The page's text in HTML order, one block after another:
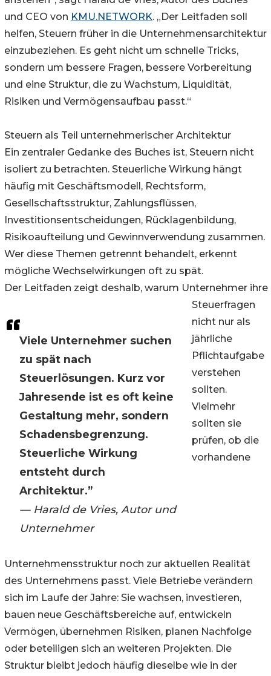
Viele Unternehmer suchen
zu spät nach
Steuerlösungen. Kurz vor
Jahresende ist es oft keine
Gestaltung mehr, sondern
Schadensbegrenzung.
Steuerliche Wirkung
entsteht durch
Architektur.”
— Harald de Vries, Autor und
Unternehmer
und CEO von KMU.NETWORK. „Der Leitfaden soll
helfen, Steuern früher in die Unternehmensarchitektur
einzubeziehen. Es geht nicht um schnelle Tricks,
sondern um bessere Fragen, bessere Vorbereitung
und eine Struktur, die zu Wachstum, Liquidität,
Risiken und Vermögensaufbau passt.“
Steuern als Teil unternehmerischer Architektur
Ein zentraler Gedanke des Buches ist, Steuern nicht
isoliert zu betrachten. Steuerliche Wirkung hängt
häufig mit Geschäftsmodell, Rechtsform,
Gesellschaftsstruktur, Zahlungsflüssen,
Investitionsentscheidungen, Rücklagenbildung,
Risikoaufteilung und Gewinnverwendung zusammen.
Wer diese Themen getrennt behandelt, erkennt
mögliche Wechselwirkungen oft zu spät.
Der Leitfaden zeigt deshalb, warum Unternehmer ihre
Steuerfragen
nicht nur als
jährliche
Pflichtaufgabe
verstehen
sollten.
Vielmehr
sollten sie
prüfen, ob die
vorhandene
Unternehmensstruktur noch zur aktuellen Realität
des Unternehmens passt. Viele Betriebe verändern
sich im Laufe der Jahre: Sie wachsen, investieren,
bauen neue Geschäftsbereiche auf, entwickeln
Vermögen, übernehmen Risiken, planen Nachfolge
oder beteiligen sich an weiteren Projekten. Die
Struktur bleibt jedoch häufig dieselbe wie in der